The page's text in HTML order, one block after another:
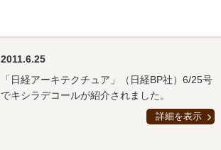
2011.6.25
「日経アーキテクチュア」（日経BP社）6/25号
でキシラデコールが紹介されました。
詳細を表示